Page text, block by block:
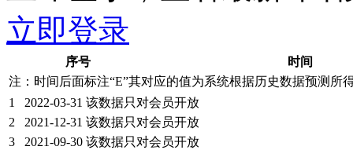
立即登录
序号
时间
注：时间后面标注“E”其对应的值为系统根据历史数据预测所
1
2022-03-31 该数据只对会员开放
2
2021-12-31 该数据只对会员开放
3
2021-09-30 该数据只对会员开放